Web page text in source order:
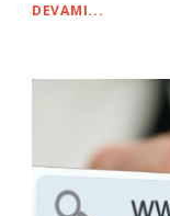
DEVAMI...